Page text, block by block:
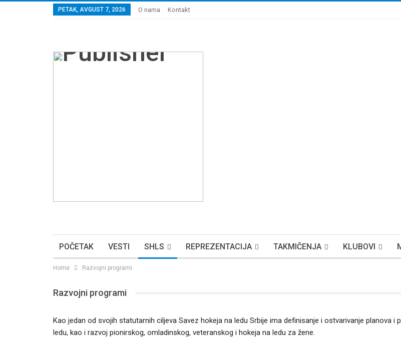
PETAK, AVGUST 7, 2026 O nama Kontakt
POČETAK VESTI SHLS REPREZENTACIJA TAKMIČENJA KLUBOVI
Home Razvojni programi
Razvojni programi
Kao jedan od svojih statutarnih ciljeva Savez hokeja na ledu Srbije ima definisanje i ostvarivanje planova
ledu, kao i razvoj pionirskog, omladinskog, veteranskog i hokeja na ledu za žene.